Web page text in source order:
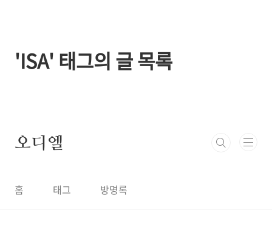
'ISA' 태그의 글 목록
오디엘
홈 태그 방명록